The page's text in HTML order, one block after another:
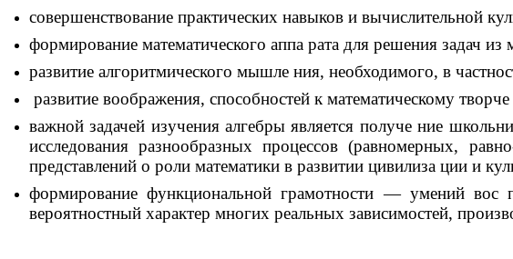
совершенствование практических навыков и вычислительной
формирование математического аппа рата для решения задач
развитие алгоритмического мышле ния, необходимого, в
развитие воображения, способностей к математическому творче
важной задачей изучения алгебры является получе ние
исследования разнообразных процессов (равномерных,
представлений о роли математики в развитии цивилиза ции и
формирование функциональной грамотности — умений вос
вероятностный характер многих реальных зависимостей,